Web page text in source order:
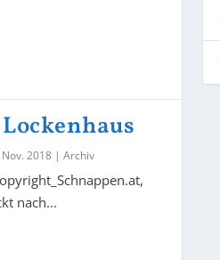
2018| Archiv
nach...